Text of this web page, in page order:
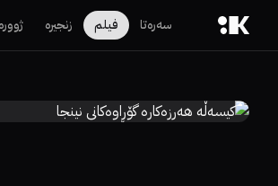
سەرەتا فیلم زنجیرە